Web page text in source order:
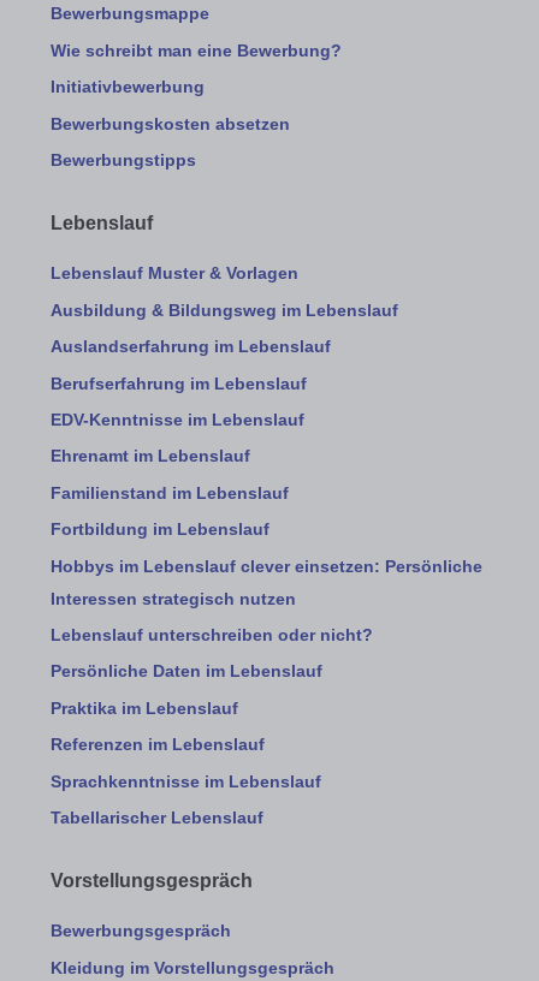
Bewerbungsmappe
Wie schreibt man eine Bewerbung?
Initiativbewerbung
Bewerbungskosten absetzen
Bewerbungstipps
Lebenslauf
Lebenslauf Muster & Vorlagen
Ausbildung & Bildungsweg im Lebenslauf
Auslandserfahrung im Lebenslauf
Berufserfahrung im Lebenslauf
EDV-Kenntnisse im Lebenslauf
Ehrenamt im Lebenslauf
Familienstand im Lebenslauf
Fortbildung im Lebenslauf
Hobbys im Lebenslauf clever einsetzen: Persönliche
Interessen strategisch nutzen
Lebenslauf unterschreiben oder nicht?
Persönliche Daten im Lebenslauf
Praktika im Lebenslauf
Referenzen im Lebenslauf
Sprachkenntnisse im Lebenslauf
Tabellarischer Lebenslauf
Vorstellungsgespräch
Bewerbungsgespräch
Kleidung im Vorstellungsgespräch